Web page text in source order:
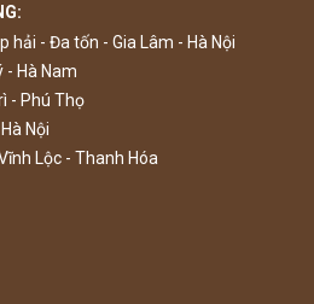
hải - Đa tốn - Gia Lâm - Hà Nội
- Hà Nam
- Phú Thọ
Nội
Lộc - Thanh Hóa